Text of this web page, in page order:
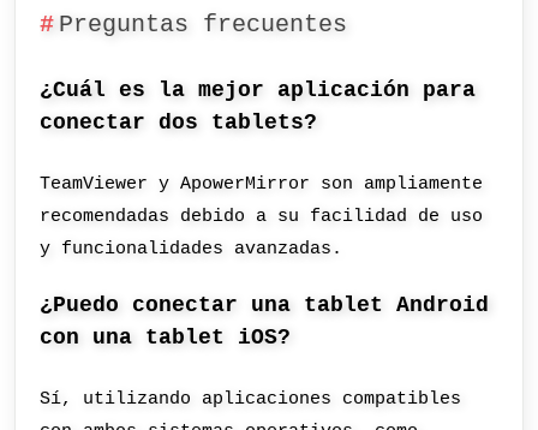
Preguntas frecuentes
¿Cuál es la mejor aplicación para
conectar dos tablets?
TeamViewer y ApowerMirror son ampliamente
recomendadas debido a su facilidad de uso
y funcionalidades avanzadas.
¿Puedo conectar una tablet Android
con una tablet iOS?
Sí, utilizando aplicaciones compatibles